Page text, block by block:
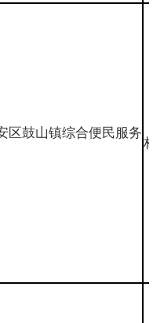
区鼓山镇综合便民服务
林